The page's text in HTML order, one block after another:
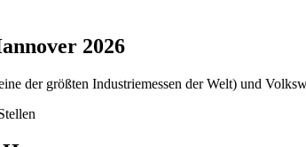
2026
der größten Industriemessen der Welt) und